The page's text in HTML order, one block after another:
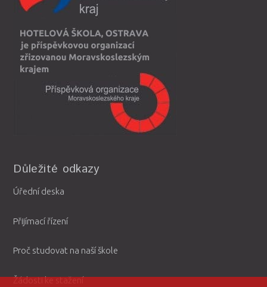
Důležité odkazy
Úřední deska
Přijímací řízení
Proč studovat na naší škole
Žádosti ke stažení